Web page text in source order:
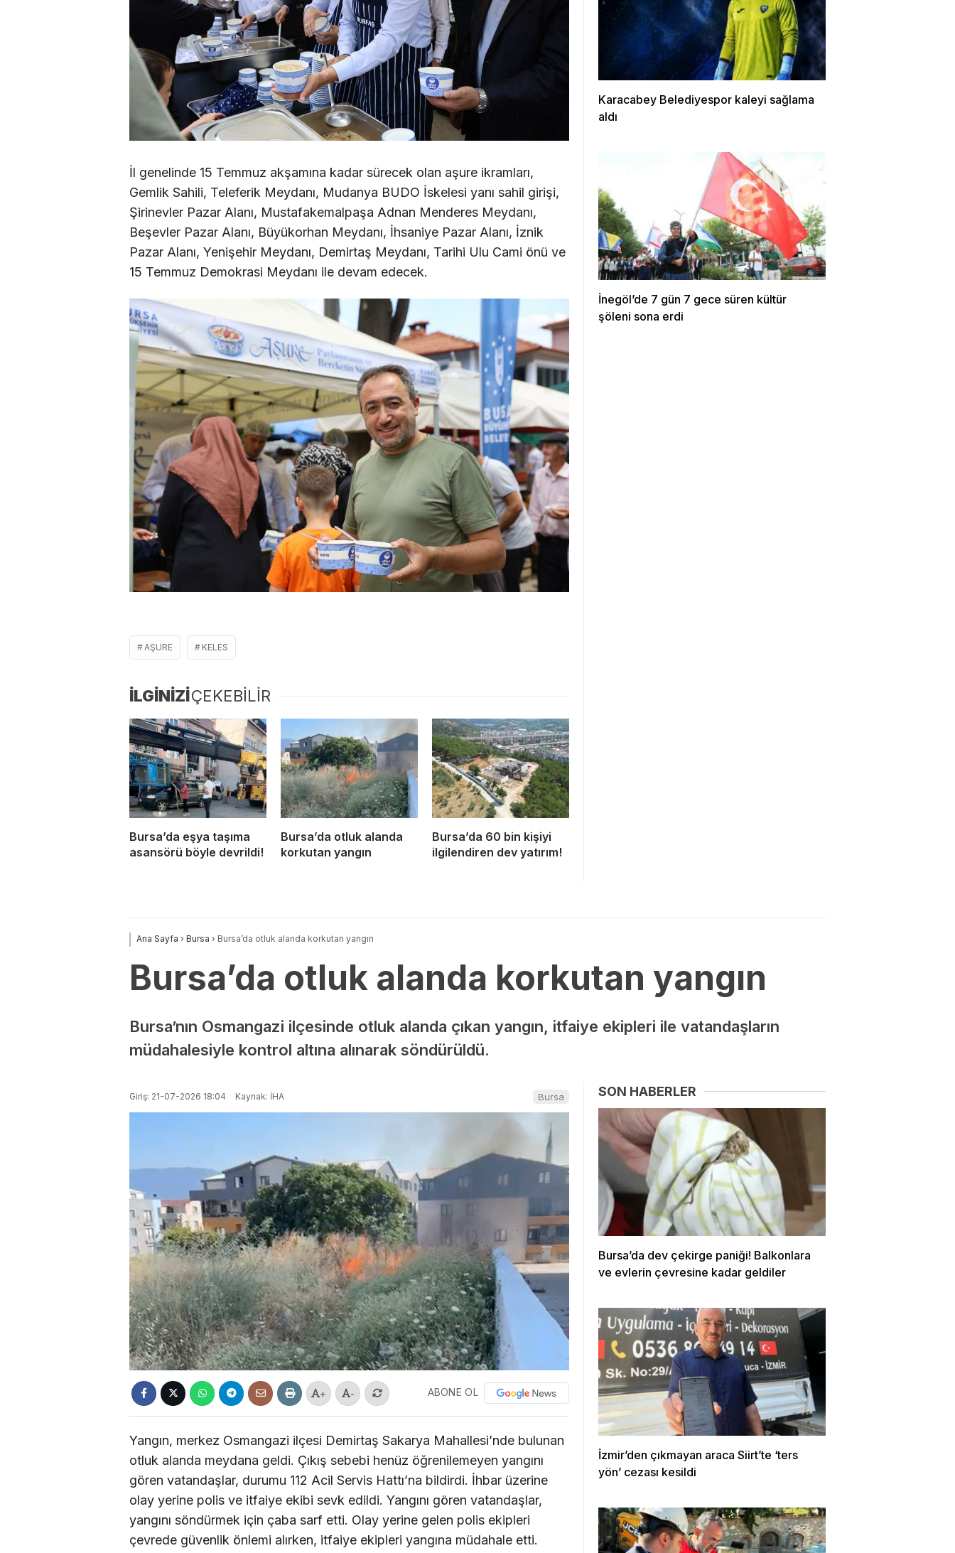
İl genelinde 15 Temmuz akşamına kadar sürecek olan aşure ikramları,
Gemlik Sahili, Teleferik Meydanı, Mudanya BUDO İskelesi yanı sahil girişi,
Şirinevler Pazar Alanı, Mustafakemalpaşa Adnan Menderes Meydanı,
Beşevler Pazar Alanı, Büyükorhan Meydanı, İhsaniye Pazar Alanı, İznik
Pazar Alanı, Yenişehir Meydanı, Demirtaş Meydanı, Tarihi Ulu Cami önü ve
15 Temmuz Demokrasi Meydanı ile devam edecek.
AŞURE KELES
İLGİNİZİÇEKEBİLİR
Bursa’da eşya taşıma
asansörü böyle devrildi!
Bursa’da otluk alanda
korkutan yangın
Bursa’da 60 bin kişiyi
ilgilendiren dev yatırım!
Karacabey Belediyespor kaleyi sağlama
aldı
İnegöl’de 7 gün 7 gece süren kültür
şöleni sona erdi
Ana Sayfa › Bursa › Bursa’da otluk alanda korkutan yangın
Bursa’da otluk alanda korkutan yangın
Bursa’nın Osmangazi ilçesinde otluk alanda çıkan yangın, itfaiye ekipleri ile vatandaşların
müdahalesiyle kontrol altına alınarak söndürüldü.
Giriş: 21-07-2026 18:04 Kaynak: İHA Bursa
+ - ABONE OL
Yangın, merkez Osmangazi ilçesi Demirtaş Sakarya Mahallesi’nde bulunan
otluk alanda meydana geldi. Çıkış sebebi henüz öğrenilemeyen yangını
gören vatandaşlar, durumu 112 Acil Servis Hattı’na bildirdi. İhbar üzerine
olay yerine polis ve itfaiye ekibi sevk edildi. Yangını gören vatandaşlar,
yangını söndürmek için çaba sarf etti. Olay yerine gelen polis ekipleri
çevrede güvenlik önlemi alırken, itfaiye ekipleri yangına müdahale etti.
SON HABERLER
Bursa’da dev çekirge paniği! Balkonlara
ve evlerin çevresine kadar geldiler
İzmir’den çıkmayan araca Siirt’te ‘ters
yön’ cezası kesildi